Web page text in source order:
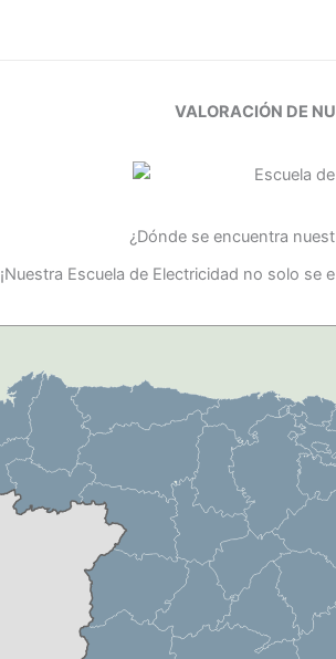
VALORACIÓN DE
¿Dónde se encuentra
¡Nuestra Escuela de Electricidad no solo